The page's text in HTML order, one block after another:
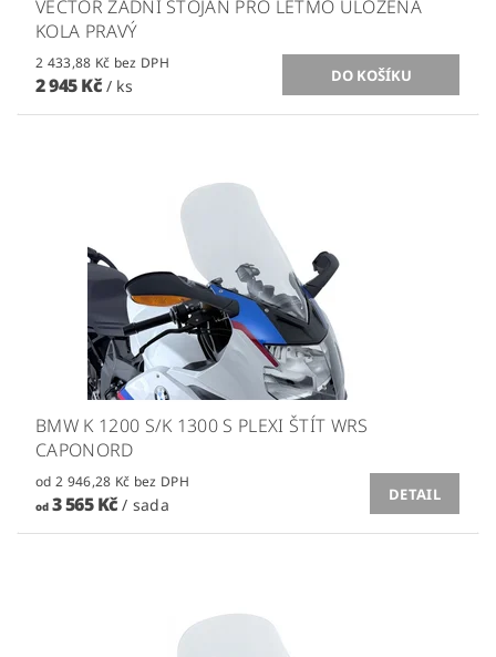
VECTOR ZADNÍ STOJAN PRO LETMO ULOŽENÁ
KOLA PRAVÝ
2 433,88 Kč bez DPH
2 945 Kč / ks
BMW K 1200 S/K 1300 S PLEXI ŠTÍT WRS
CAPONORD
od 2 946,28 Kč bez DPH
od3 565 Kč/ sada
DETAIL